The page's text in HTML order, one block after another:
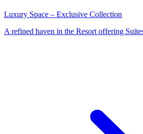
Luxury Space – Exclusive Collection
A refined haven in the Resort offering